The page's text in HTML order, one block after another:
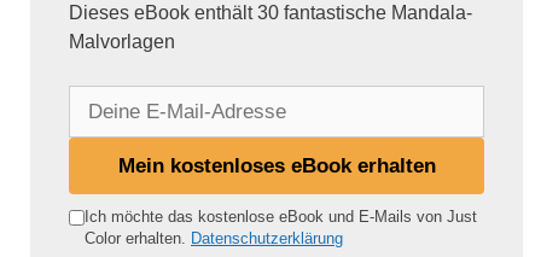
Dieses eBook enthält 30 fantastische Mandala-
Malvorlagen
e
Mein kostenloses eBook erhalten
Ich möchte das kostenlose eBook und E-Mails von Just
Color erhalten. Datenschutzerklärung